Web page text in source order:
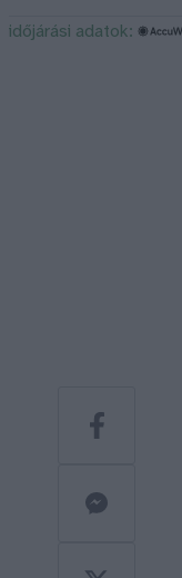
időjárási adatok: